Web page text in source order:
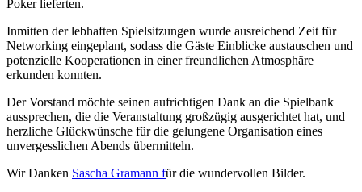
Poker lieferten.
Inmitten der lebhaften Spielsitzungen wurde ausreichend Zeit für
Networking eingeplant, sodass die Gäste Einblicke austauschen und
potenzielle Kooperationen in einer freundlichen Atmosphäre
erkunden konnten.
Der Vorstand möchte seinen aufrichtigen Dank an die Spielbank
aussprechen, die die Veranstaltung großzügig ausgerichtet hat, und
herzliche Glückwünsche für die gelungene Organisation eines
unvergesslichen Abends übermitteln.
Wir Danken Sascha Gramann für die wundervollen Bilder.